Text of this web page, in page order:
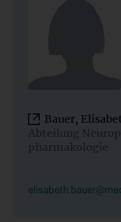
Bauer,
Abteilung
pharmakologie